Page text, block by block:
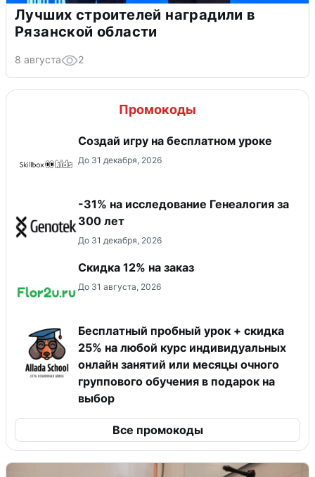
Лучших строителей наградили в
Рязанской области
8 августа 2
Промокоды
Создай игру на бесплатном уроке
До 31 декабря, 2026
-31% на исследование Генеалогия за
300 лет
До 31 декабря, 2026
Скидка 12% на заказ
До 31 августа, 2026
Бесплатный пробный урок + скидка
25% на любой курс индивидуальных
онлайн занятий или месяцы очного
группового обучения в подарок на
выбор
Все промокоды